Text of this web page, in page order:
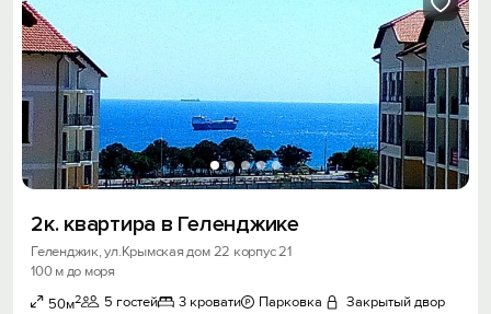
2к. квартира в Геленджике
Геленджик, ул.Крымская дом 22 корпус 21
100 м до моря
50м2 5 гостей 3 кровати Парковка Закрытый двор